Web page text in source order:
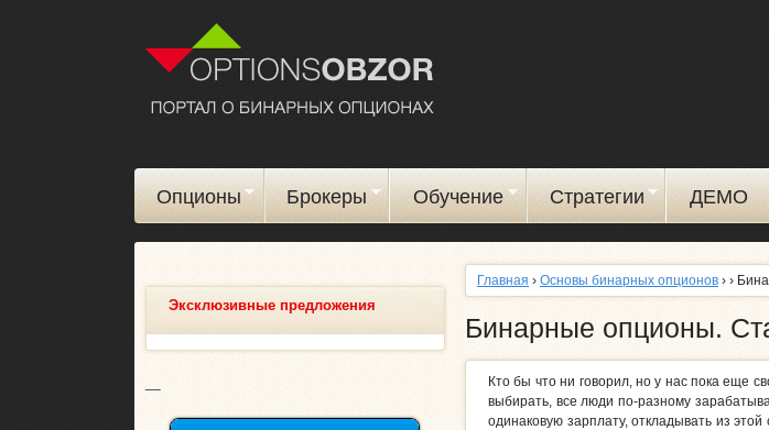
Опционы Брокеры Обучение Стратегии ДЕМО
Главная › Основы бинарных опционов › ›
Бинарные опционы.
Кто бы что ни говорил, но у нас пока еще
выбирать, все люди по-разному
одинаковую зарплату, откладывать из
Эксклюзивные предложения